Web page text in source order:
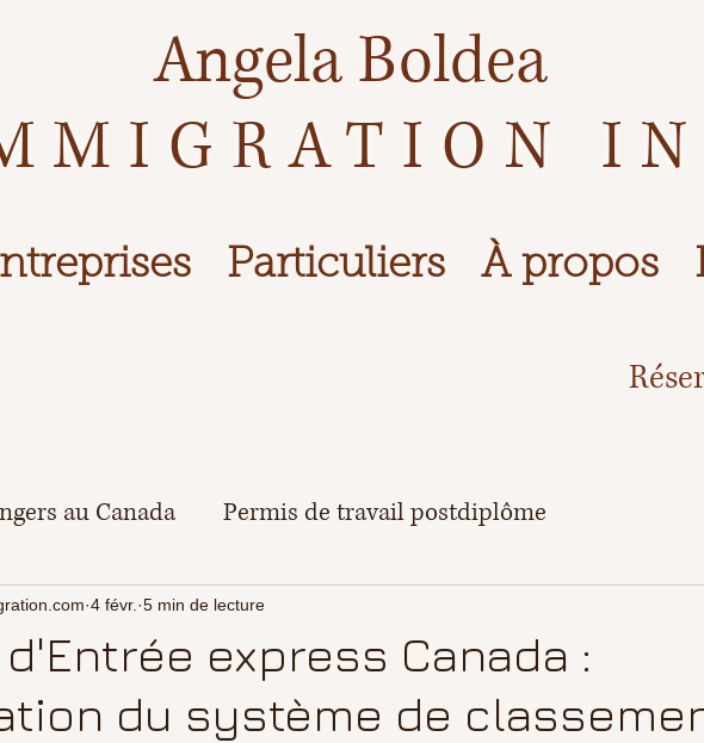
Angela Boldea
Particuliers À propos
au Canada Permis de travail postdiplôme
express Canada :
du système de
4 févr. 5 min de lecture